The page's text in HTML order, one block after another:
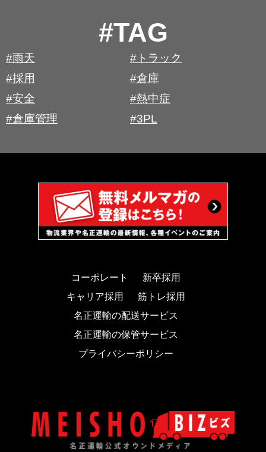
#TAG
#雨天
#トラック
#採用
#倉庫
#安全
#熱中症
#倉庫管理
#3PL
コーポレート
新卒採用
キャリア採用
筋トレ採用
名正運輸の配送サービス
名正運輸の保管サービス
プライバシーポリシー